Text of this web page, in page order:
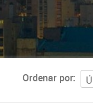
Ordenar por